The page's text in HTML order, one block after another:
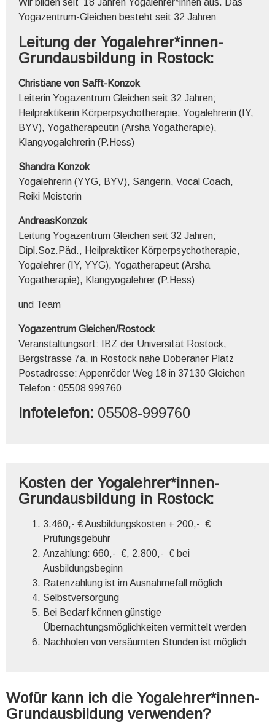
Wir bilden seit 18 Jahren Yogalehrer*innen aus. Das
Yogazentrum-Gleichen besteht seit 32 Jahren
Leitung der Yogalehrer*innen-
Grundausbildung in Rostock:
Christiane von Safft-Konzok
Leiterin Yogazentrum Gleichen seit 32 Jahren;
Heilpraktikerin Körperpsychotherapie, Yogalehrerin (IY,
BYV), Yogatherapeutin (Arsha Yogatherapie),
Klangyogalehrerin (P.Hess)
Shandra Konzok
Yogalehrerin (YYG, BYV), Sängerin, Vocal Coach,
Reiki Meisterin
AndreasKonzok
Leitung Yogazentrum Gleichen seit 32 Jahren;
Dipl.Soz.Päd., Heilpraktiker Körperpsychotherapie,
Yogalehrer (IY, YYG), Yogatherapeut (Arsha
Yogatherapie), Klangyogalehrer (P.Hess)
und Team
Yogazentrum Gleichen/Rostock
Veranstaltungsort: IBZ der Universität Rostock,
Bergstrasse 7a, in Rostock nahe Doberaner Platz
Postadresse: Appenröder Weg 18 in 37130 Gleichen
Telefon : 05508 999760
Infotelefon: 05508-999760
Kosten der Yogalehrer*innen-
Grundausbildung in Rostock:
3.460,- € Ausbildungskosten + 200,- €
Prüfungsgebühr
Anzahlung: 660,- €, 2.800,- € bei
Ausbildungsbeginn
Ratenzahlung ist im Ausnahmefall möglich
Selbstversorgung
Bei Bedarf können günstige
Übernachtungsmöglichkeiten vermittelt werden
Nachholen von versäumten Stunden ist möglich
Wofür kann ich die Yogalehrer*innen-
Grundausbildung verwenden?